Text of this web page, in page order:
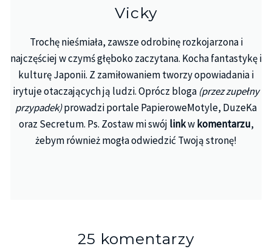
Vicky
Trochę nieśmiała, zawsze odrobinę rozkojarzona i
najczęściej w czymś głęboko zaczytana. Kocha fantastykę i
kulturę Japonii. Z zamiłowaniem tworzy opowiadania i
irytuje otaczających ją ludzi. Oprócz bloga (przez zupełny
przypadek)prowadzi portale PapieroweMotyle, DuzeKa
oraz Secretum. Ps. Zostaw mi swój linkwkomentarzu,
żebym również mogła odwiedzić Twoją stronę!
25 komentarzy